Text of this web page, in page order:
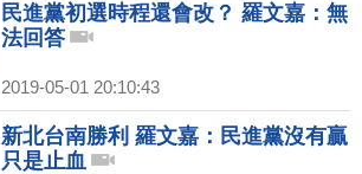
民進黨初選時程還會改？ 羅文嘉：無
法回答
2019-05-01 20:10:43
新北台南勝利 羅文嘉：民進黨沒有贏
只是止血